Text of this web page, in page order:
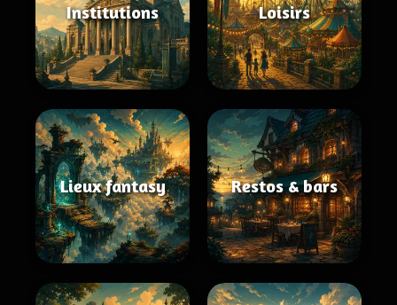
Institutions Loisirs
Lieux fantasy Restos & bars